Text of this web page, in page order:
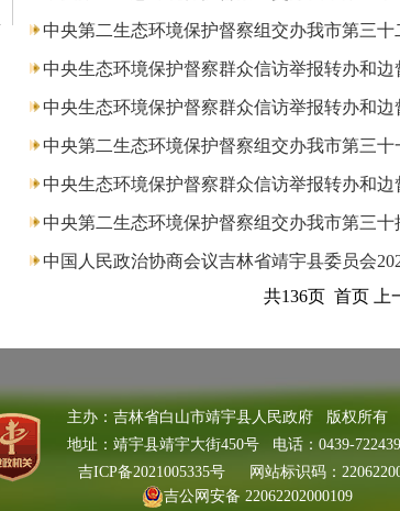
中央第二生态环境保护督察组交办我市第三
中央生态环境保护督察群众信访举报转办和边
中央生态环境保护督察群众信访举报转办和边
中央第二生态环境保护督察组交办我市第三
中央生态环境保护督察群众信访举报转办和边
中央第二生态环境保护督察组交办我市第三
中国人民政治协商会议吉林省靖宇县委员会
共136页 首页 上
主办：吉林省白山市靖宇县人民政府 版权所有
地址：靖宇县靖宇大街450号 电话：0439-
吉ICP备2021005335号
网站标识码：
吉公网安备 22062202000109